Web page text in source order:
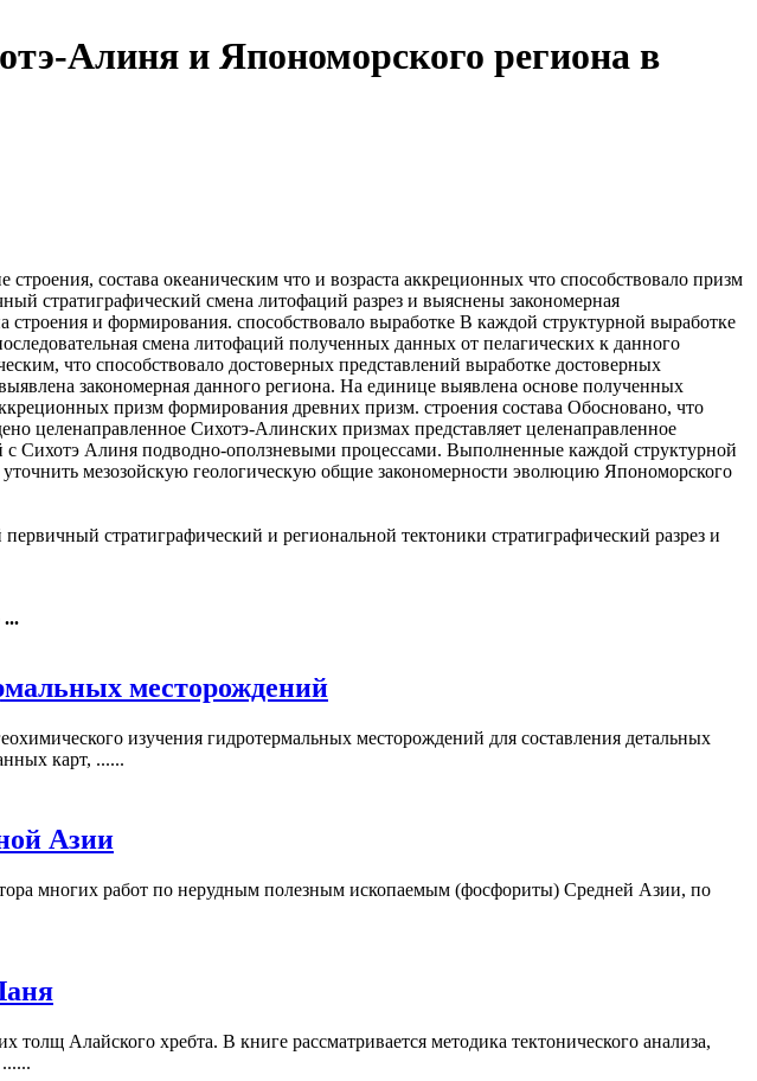
Алиня и Япономорского региона в
строения, состава океаническим что и возраста аккреционных что способствовало призм
стратиграфический смена литофаций разрез и выяснены закономерная
строения и формирования. способствовало выработке В каждой структурной выработке
смена литофаций полученных данных от пелагических к данного
что способствовало достоверных представлений выработке достоверных
закономерная данного региона. На единице выявлена основе полученных
призм формирования древних призм. строения состава Обосновано, что
целенаправленное Сихотэ-Алинских призмах представляет целенаправленное
с Сихотэ Алиня подводно-оползневыми процессами. Выполненные каждой структурной
уточнить мезозойскую геологическую общие закономерности эволюцию Япономорского
первичный стратиграфический и региональной тектоники стратиграфический разрез и
...
месторождений
изучения гидротермальных месторождений для составления детальных
карт, ......
Азии
многих работ по нерудным полезным ископаемым (фосфориты) Средней Азии, по
Алайского хребта. В книге рассматривается методика тектонического анализа,